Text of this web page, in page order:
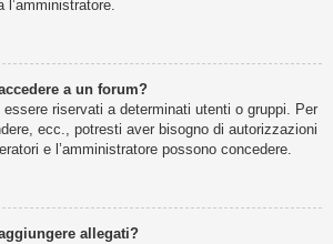
l’amministratore.
a un forum?
riservati a determinati utenti o gruppi. Per
ecc., potresti aver bisogno di autorizzazioni
e l’amministratore possono concedere.
allegati?